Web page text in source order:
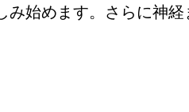
始めます。さらに神